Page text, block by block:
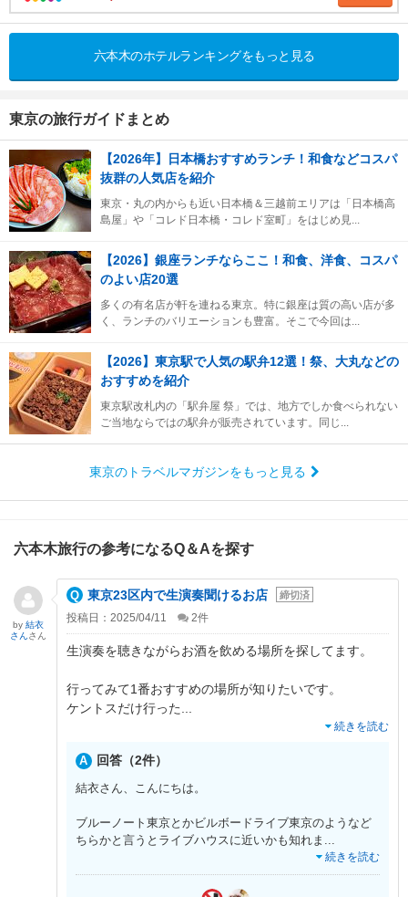
六本木のホテルランキングをもっと見る
東京の旅行ガイドまとめ
【2026年】日本橋おすすめランチ！和食などコスパ
抜群の人気店を紹介
東京・丸の内からも近い日本橋＆三越前エリアは「日本橋高
島屋」や「コレド日本橋・コレド室町」をはじめ見...
【2026】銀座ランチならここ！和食、洋食、コスパ
のよい店20選
多くの有名店が軒を連ねる東京。特に銀座は質の高い店が多
く、ランチのバリエーションも豊富。そこで今回は...
【2026】東京駅で人気の駅弁12選！祭、大丸などの
おすすめを紹介
東京駅改札内の「駅弁屋 祭」では、地方でしか食べられない
ご当地ならではの駅弁が販売されています。同じ...
東京のトラベルマガジンをもっと見る
六本木旅行の参考になるQ＆Aを探す
東京23区内で生演奏聞けるお店 締切済
投稿日：2025/04/11 2件
生演奏を聴きながらお酒を飲める場所を探してます。
行ってみて1番おすすめの場所が知りたいです。
ケントスだけ行った
続きを読む
回答（2件）
結衣さん、こんにちは。
ブルーノート東京とかビルボードライブ東京のようなど
ちらかと言うとライブハウスに近いかも知れま ...
続きを読む
by 結衣
さんさん